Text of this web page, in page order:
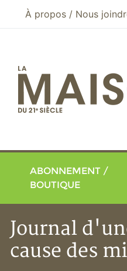
Aller au menu principal
Aller au contenu principal
À propos / Nous
ABONNEMENT /
BOUTIQUE
Journal
cause des